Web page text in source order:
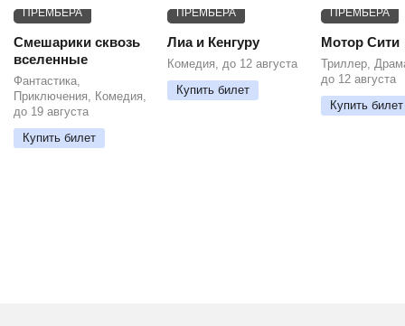
ПРЕМЬЕРА
Смешарики сквозь
вселенные
Фантастика,
Приключения, Комедия,
до 19 августа
Купить билет
ПРЕМЬЕРА
Лиа и Кенгуру
Комедия, до 12 августа
Купить билет
ПРЕМЬЕРА
Мотор Сити
Триллер,
до 12 августа
Купить билет